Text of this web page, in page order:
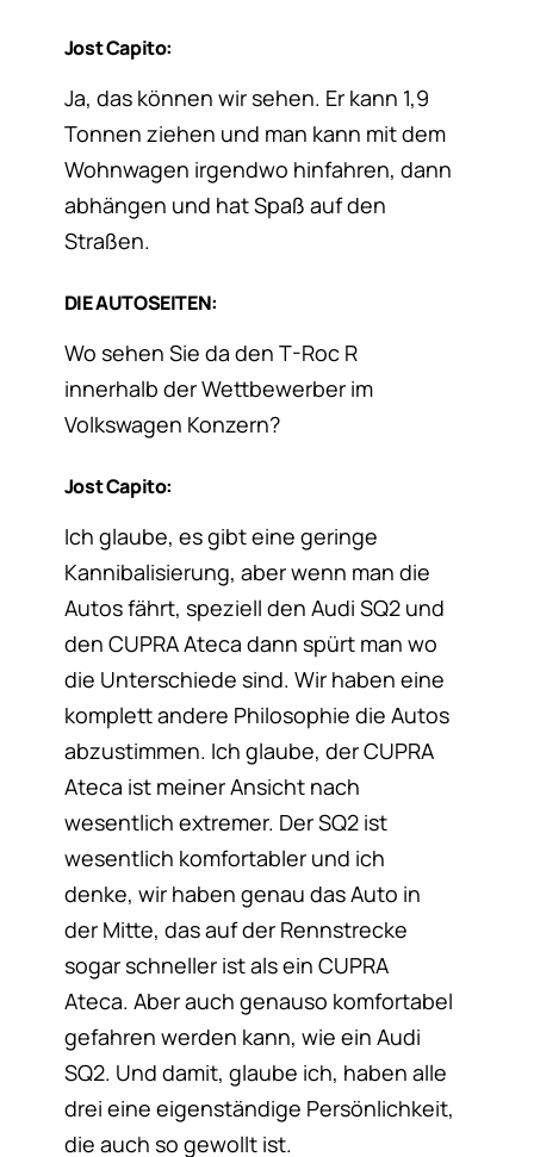
Jost Capito:
Ja, das können wir sehen. Er kann 1,9
Tonnen ziehen und man kann mit dem
Wohnwagen irgendwo hinfahren, dann
abhängen und hat Spaß auf den
Straßen.
DIE AUTOSEITEN:
Wo sehen Sie da den T-Roc R
innerhalb der Wettbewerber im
Volkswagen Konzern?
Jost Capito:
Ich glaube, es gibt eine geringe
Kannibalisierung, aber wenn man die
Autos fährt, speziell den Audi SQ2 und
den CUPRA Ateca dann spürt man wo
die Unterschiede sind. Wir haben eine
komplett andere Philosophie die Autos
abzustimmen. Ich glaube, der CUPRA
Ateca ist meiner Ansicht nach
wesentlich extremer. Der SQ2 ist
wesentlich komfortabler und ich
denke, wir haben genau das Auto in
der Mitte, das auf der Rennstrecke
sogar schneller ist als ein CUPRA
Ateca. Aber auch genauso komfortabel
gefahren werden kann, wie ein Audi
SQ2. Und damit, glaube ich, haben alle
drei eine eigenständige Persönlichkeit,
die auch so gewollt ist.